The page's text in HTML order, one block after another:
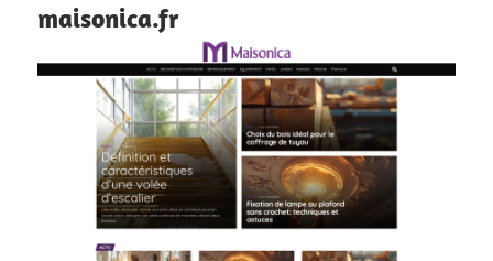
maisonica.fr